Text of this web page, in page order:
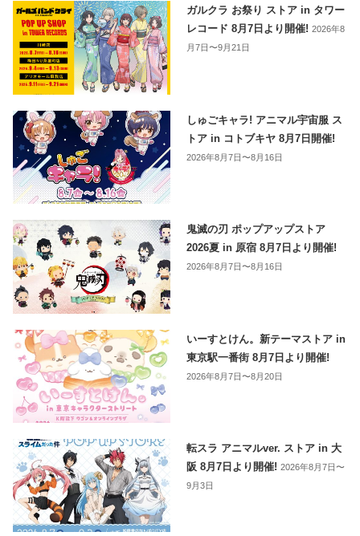
ガルクラ お祭り ストア in タワー
レコード 8月7日より開催!2026年8
月7日〜9月21日
しゅごキャラ! アニマル宇宙服 ス
トア in コトブキヤ 8月7日開催!
2026年8月7日〜8月16日
鬼滅の刃 ポップアップストア
2026夏 in 原宿 8月7日より開催!
2026年8月7日〜8月16日
いーすとけん。新テーマストア in
東京駅一番街 8月7日より開催!
2026年8月7日〜8月20日
転スラ アニマルver. ストア in 大
阪 8月7日より開催!2026年8月7日〜
9月3日